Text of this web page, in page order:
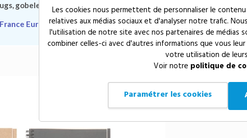
Les cookies nous permettent de personnaliser le
relatives aux médias sociaux et d'analyser notre trafic.
l'utilisation de notre site avec nos partenaires de médias
combiner celles-ci avec d'autres informations que vous
votre utilisation de
Voir notre politique de
Paramétrer les cookies
gobelets & gourdes publicitaires Par événement
Europe Promotions
Siddep > Objets
RECYCLÉ FORMAT A5 -
BLOC
A5 -